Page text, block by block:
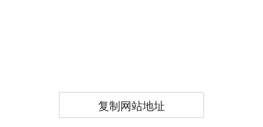
复制网站地址